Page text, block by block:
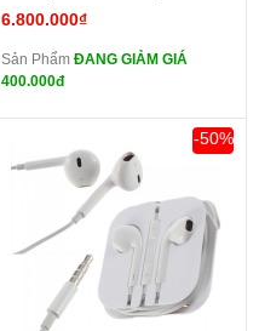
6.800.000₫
Sản Phẩm ĐANG GIẢM GIÁ
400.000đ
-50%